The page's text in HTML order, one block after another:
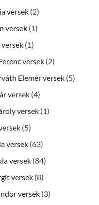
versek (2)
versek (1)
versek (1)
versek (2)
Elemér versek (5)
versek (4)
versek (1)
(5)
versek (63)
versek (84)
versek (8)
versek (3)